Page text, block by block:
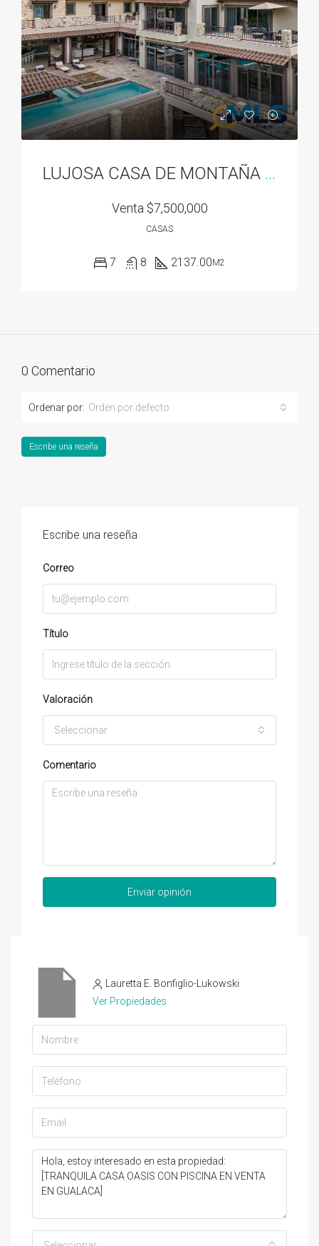
LUJOSA CASA DE MONTAÑA EN VALLE ESCONDIDO EN BOQUETE, PANAMA
Venta $7,500,000
CASAS
7 8 2137.00M2
0 Comentario
Ordenar por: Orden por defecto
Escribe una reseña
Escribe una reseña
Correo
Título
Valoración
Seleccionar
Comentario
Enviar opinión
Lauretta E. Bonfiglio-Lukowski
Ver Propiedades